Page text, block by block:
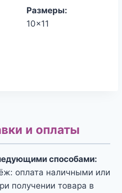
Размеры:
10x11
и оплаты
способами:
оплата наличными или
получении товара в